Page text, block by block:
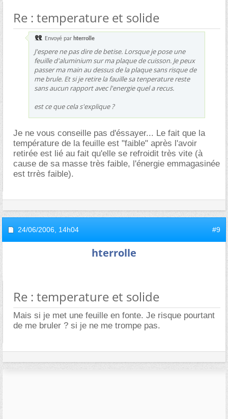
Re : temperature et solide
Envoyé par hterrolle
J'espere ne pas dire de betise. Lorsque je pose une
feuille d'aluminium sur ma plaque de cuisson. Je peux
passer ma main au dessus de la plaque sans risque de
me brule. Et si je retire la fauille sa tenperature reste
sans aucun rapport avec l'energie quel a recus.
est ce que cela s'explique ?
Je ne vous conseille pas d'éssayer... Le fait que la
température de la feuille est "faible" après l'avoir
retirée est lié au fait qu'elle se refroidit très vite (à
cause de sa masse très faible, l'énergie emmagasinée
est trrès faible).
24/06/2006, 14h04 #9
hterrolle
Re : temperature et solide
Mais si je met une feuille en fonte. Je risque pourtant
de me bruler ? si je ne me trompe pas.